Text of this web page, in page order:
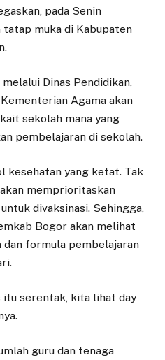
pada Senin
tatap muka di Kabupaten
Dinas Pendidikan,
Agama akan
sekolah mana yang
pembelajaran di sekolah.
kesehatan yang ketat. Tak
memprioritaskan
divaksinasi. Sehingga,
Bogor akan melihat
formula pembelajaran
itu serentak, kita lihat day
guru dan tenaga